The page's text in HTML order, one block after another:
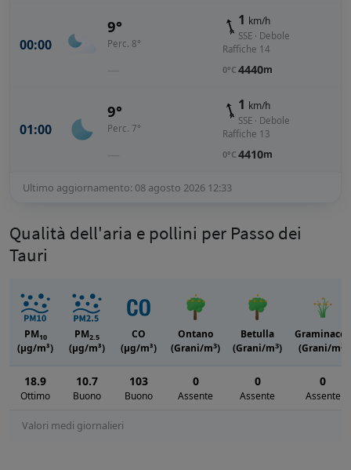
00:00
9°
Perc. 8°
—
1 km/h
SSE · Debole
Raffiche 14
0°C 4440m
01:00
9°
Perc. 7°
—
1 km/h
SSE · Debole
Raffiche 13
0°C 4410m
Ultimo aggiornamento: 08 agosto 2026 12:33
Qualità dell'aria e pollini per Passo dei
Tauri
Valori medi giornalieri
PM10
(μg/m³)
PM2.5
(μg/m³)
CO
(μg/m³)
Ontano
(Grani/m3)
Betulla
(Grani/m3)
Graminacee
(Grani/m3
18.9
Ottimo
10.7
Buono
103
Buono
0
Assente
0
Assente
0
Assente